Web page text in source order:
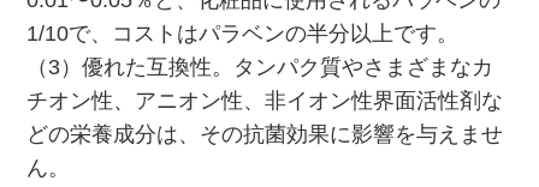
1/10で、コストはパラベンの半分以上です。
（3）優れた互換性。タンパク質やさまざまなカ
チオン性、アニオン性、非イオン性界面活性剤な
どの栄養成分は、その抗菌効果に影響を与えませ
ん。